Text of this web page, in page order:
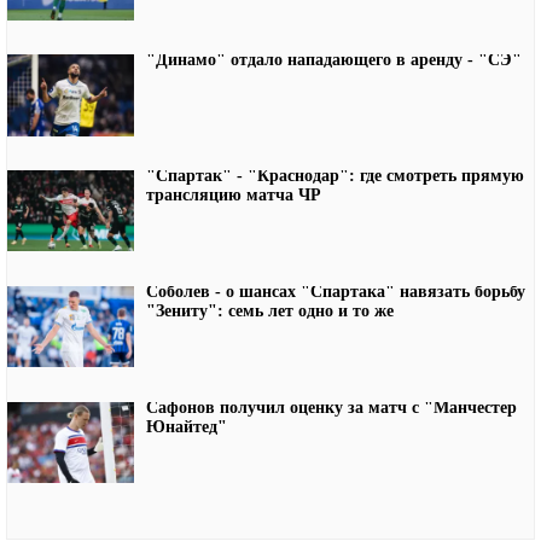
"Динамо" отдало нападающего в аренду - "СЭ"
"Спартак" - "Краснодар": где смотреть прямую
трансляцию матча ЧР
Соболев - о шансах "Спартака" навязать борьбу
"Зениту": семь лет одно и то же
Сафонов получил оценку за матч с "Манчестер
Юнайтед"